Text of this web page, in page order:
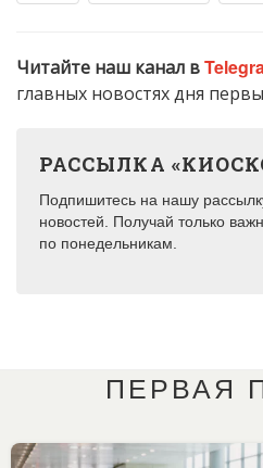
Читайте наш канал в
главных новостях дня
РАССЫЛКА
Подпишитесь на нашу
новостей. Получай только
по понедельникам.
ПЕРВАЯ